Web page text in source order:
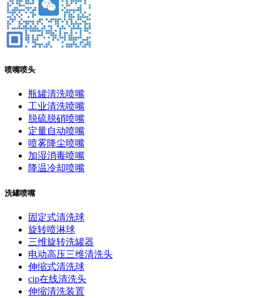
喷嘴喷头
瓶罐清洗喷嘴
工业清洗喷嘴
脱硫脱硝喷嘴
定量自动喷嘴
喷雾降尘喷嘴
加湿消毒喷嘴
降温冷却喷嘴
洗罐喷嘴
固定式清洗球
旋转喷淋球
三维旋转洗罐器
电动高压三维清洗头
伸缩式清洗球
cip在线清洗头
伸缩清洗装置